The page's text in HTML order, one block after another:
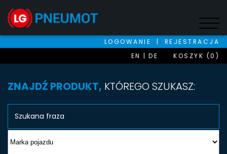
LOGOWANIE |
REJESTRACJA
EN
DE KOSZYK (0)
ZNAJDŹ PRODUKT, KTÓREGO SZUKASZ: